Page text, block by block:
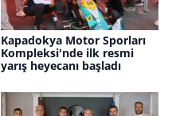
Kapadokya Motor Sporları
Kompleksi'nde ilk resmi
yarış heyecanı başladı